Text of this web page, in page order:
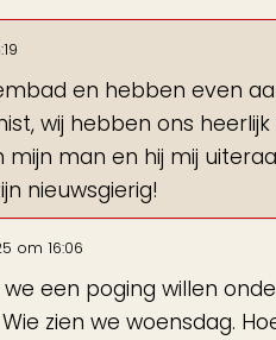
en hebben even
wij hebben ons
man en hij mij
nieuwsgierig!
om 16:06
een poging willen
zien we woensdag.